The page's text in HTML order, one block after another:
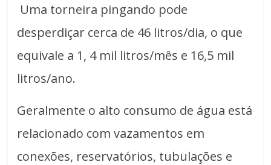
Uma torneira pingando pode
desperdiçar cerca de 46 litros/dia, o que
equivale a 1, 4 mil litros/mês e 16,5 mil
litros/ano.
Geralmente o alto consumo de água está
relacionado com vazamentos em
conexões, reservatórios, tubulações e